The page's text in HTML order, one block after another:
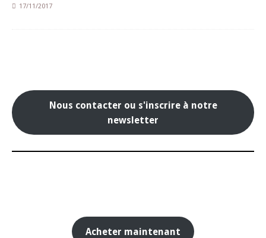
17/11/2017
Nous contacter ou s'inscrire à notre
newsletter
Acheter maintenant